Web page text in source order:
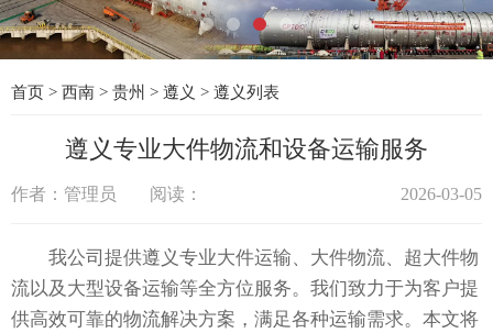
首页 > 西南 > 贵州 > 遵义 > 遵义列表
遵义专业大件物流和设备运输服务
作者：管理员 阅读： 2026-03-05
我公司提供遵义专业大件运输、大件物流、超大件物
流以及大型设备运输等全方位服务。我们致力于为客户提
供高效可靠的物流解决方案，满足各种运输需求。本文将